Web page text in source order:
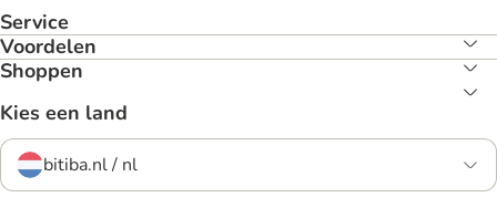
Service
Voordelen
Shoppen
Kies een land
bitiba.nl / nl